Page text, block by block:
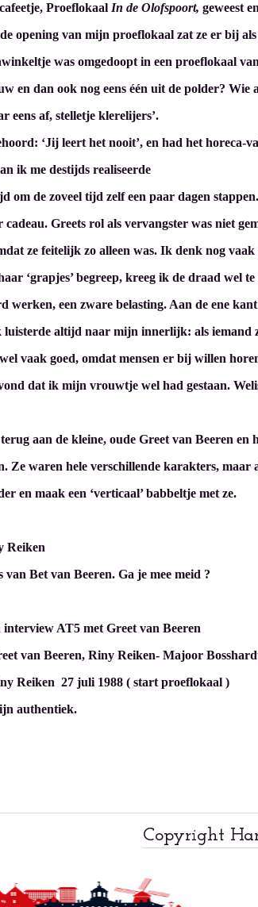
Proeflokaal In de Olofspoort, geweest
opening van mijn proeflokaal zat ze er bij
was omgedoopt in een proeflokaal
en dan ook nog eens één uit de polder?
eens af, stelletje klerelijers’.
‘Jij leert het nooit’, en had het
ik me destijds realiseerde
om de zoveel tijd zelf een paar dagen
Greets rol als vervangster was niet
ze feitelijk zo alleen was. Ik denk nog
‘grapjes’ begreep, kreeg ik de draad wel
werken, een zware belasting. Aan de ene
altijd naar mijn innerlijk: als iemand
vaak goed, omdat mensen er bij willen
dat ik mijn vrouwtje wel had gestaan.
aan de kleine, oude Greet van Beeren en
Ze waren hele verschillende karakters,
en maak een ‘verticaal’ babbeltje met ze.
Reiken
van Bet van Beeren. Ga je mee meid ?
AT5 met Greet van Beeren
van Beeren, Riny Reiken- Majoor
Reiken 27 juli 1988 ( start proeflokaal )
authentiek.
Copyright